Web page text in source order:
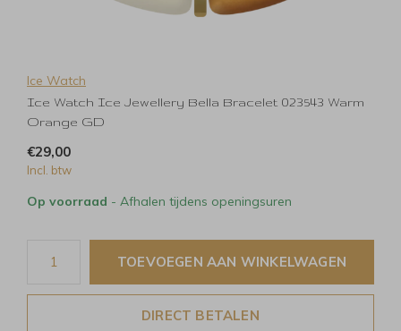
Ice Watch
Ice Watch Ice Jewellery Bella Bracelet 023543 Warm
Orange GD
€29,00
Incl. btw
Op voorraad - Afhalen tijdens openingsuren
TOEVOEGEN AAN WINKELWAGEN
DIRECT BETALEN